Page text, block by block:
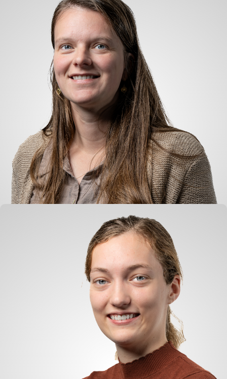
Anne van Giessen
Buchhaltung
Anne Verhoeks-van der Vliet